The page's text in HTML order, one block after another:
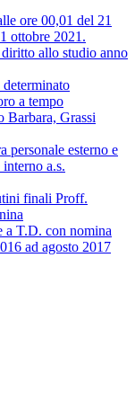
ore 00,01 del 21
ottobre 2021.
allo studio anno
a tempo
Barbara, Grassi
personale esterno e
a.s.
finali Proff.
a T.D. con nomina
ad agosto 2017